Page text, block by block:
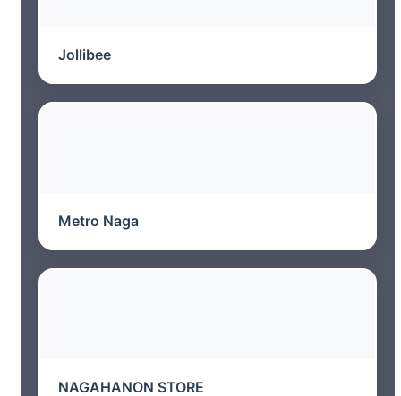
Jollibee
Metro Naga
NAGAHANON STORE